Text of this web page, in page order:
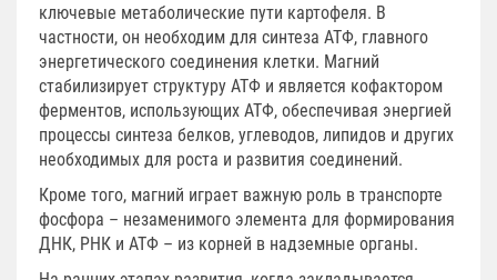
ключевые метаболические пути картофеля. В
частности, он необходим для синтеза АТФ, главного
энергетического соединения клетки. Магний
стабилизирует структуру АТФ и является кофактором
ферментов, использующих АТФ, обеспечивая энергией
процессы синтеза белков, углеводов, липидов и других
необходимых для роста и развития соединений.
Кроме того, магний играет важную роль в транспорте
фосфора – незаменимого элемента для формирования
ДНК, РНК и АТФ – из корней в надземные органы.